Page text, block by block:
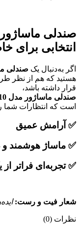
انتخابی برای
اگر به‌دنبال یک صندلی
هستید که هم از نظر
قرار داشته باشد،
صندلی ماساژور مدل My Fresh RH-8610
است که انتظارات شما
✅ آرامش عمیق
✅ ماساژ هوشمند و
✅ تجربه‌ای فراتر
شعار فیت و رست:
نظرات (0)